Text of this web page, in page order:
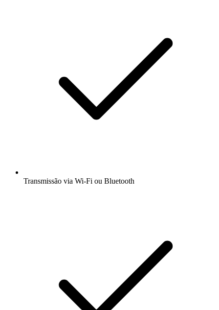
Transmissão via Wi-Fi ou Bluetooth